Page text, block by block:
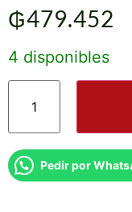
₲479.452
4 disponibles
Pedir por